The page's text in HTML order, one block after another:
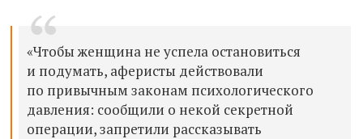
«Чтобы женщина не успела остановиться
и подумать, аферисты действовали
по привычным законам психологического
давления: сообщили о некой секретной
операции, запретили рассказывать